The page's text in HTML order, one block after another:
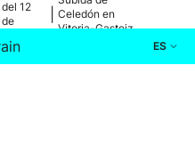
del 12
de
Celedón en
Vitoria-Gasteiz
ES